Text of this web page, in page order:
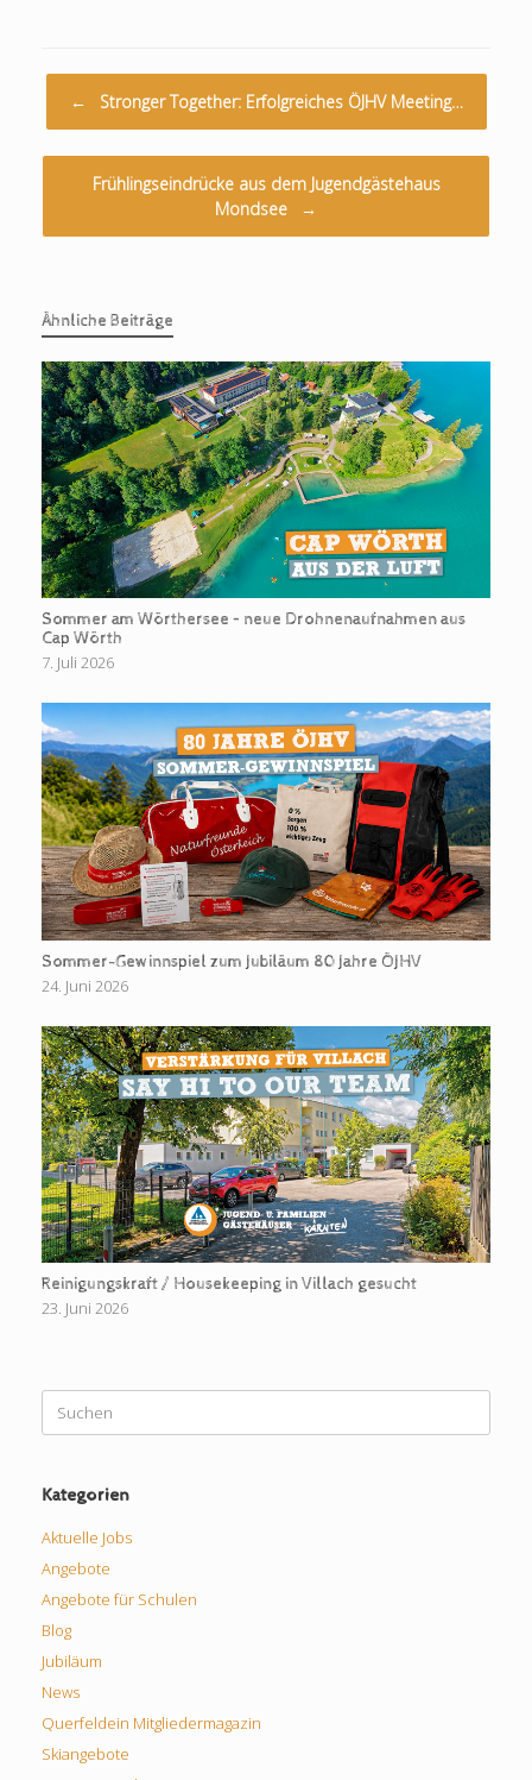
← Stronger Together: Erfolgreiches ÖJHV Meeting…
Frühlingseindrücke aus dem Jugendgästehaus
Mondsee
→
Ähnliche Beiträge
Sommer am Wörthersee – neue Drohnenaufnahmen aus
Cap Wörth
7. Juli 2026
Sommer-Gewinnspiel zum Jubiläum 80 Jahre ÖJHV
24. Juni 2026
Reinigungskraft / Housekeeping in Villach gesucht
23. Juni 2026
nach:
Kategorien
Aktuelle Jobs
Angebote
Angebote für Schulen
Blog
Jubiläum
News
Querfeldein Mitgliedermagazin
Skiangebote